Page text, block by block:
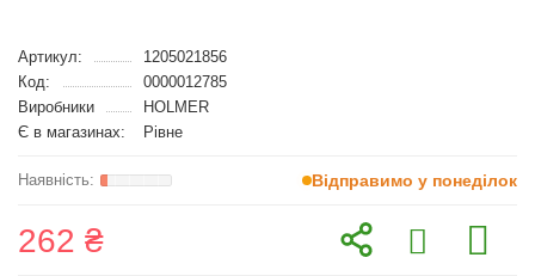
Артикул:
1205021856
Код:
0000012785
Виробники
HOLMER
Є в магазинах:
Рівне
Відправимо у понеділок
262 ₴